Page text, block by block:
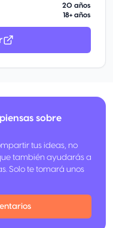
20 años
18+ años
sobre
tus ideas, no
también ayudarás a
Solo te tomará unos